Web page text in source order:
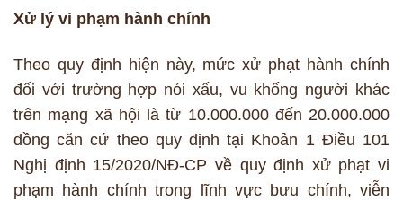
Xử lý vi phạm hành chính
Theo quy định hiện này, mức xử phạt hành chính
đối với trường hợp nói xấu, vu khống người khác
trên mạng xã hội là từ 10.000.000 đến 20.000.000
đồng căn cứ theo quy định tại Khoản 1 Điều 101
Nghị định 15/2020/NĐ-CP về quy định xử phạt vi
phạm hành chính trong lĩnh vực bưu chính, viễn